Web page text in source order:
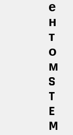
Е
Н
Т
О
М
S
T
E
M